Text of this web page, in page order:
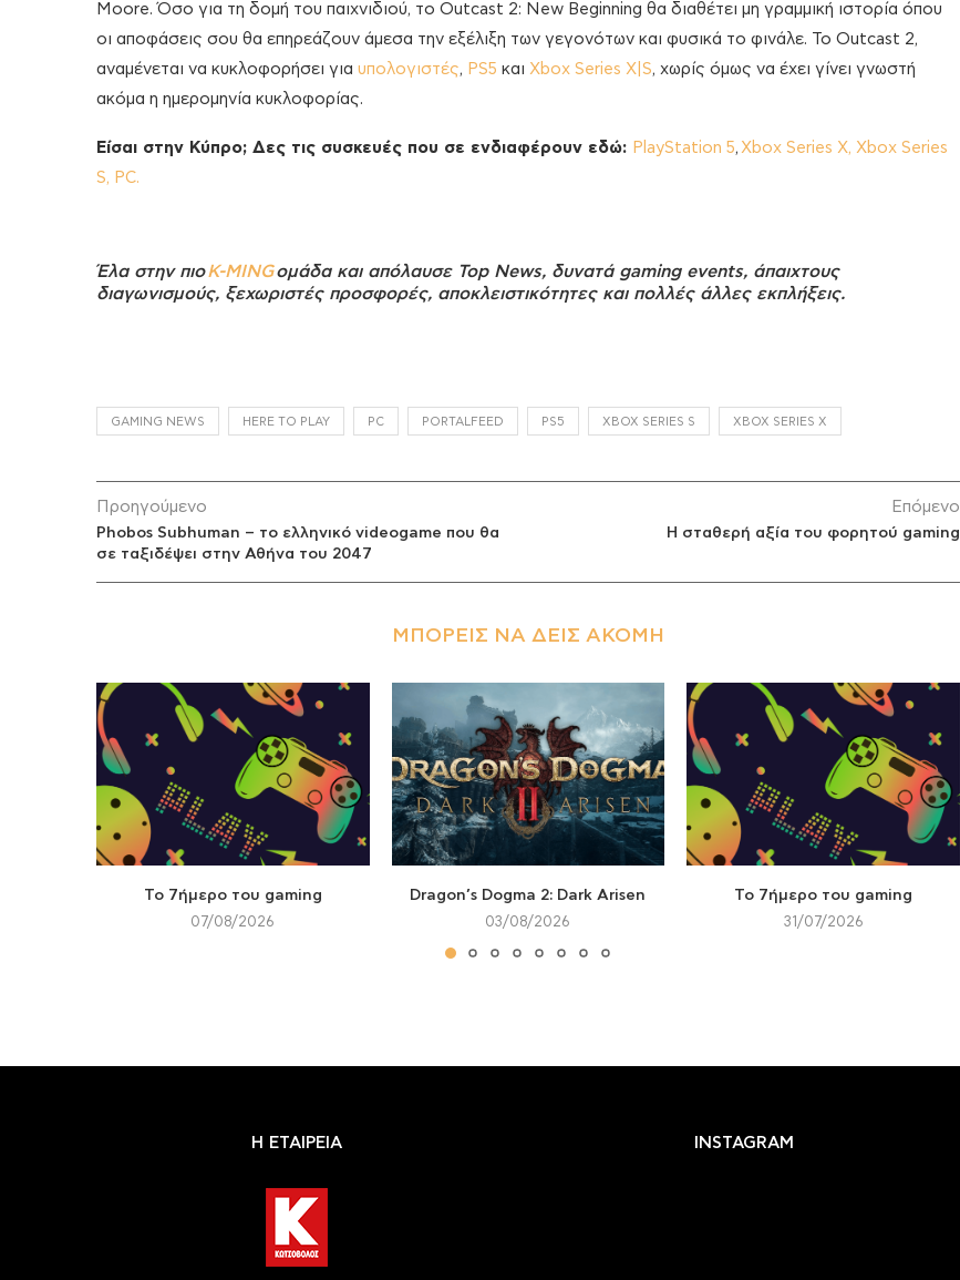
Moore. Όσο για τη δομή του παιχνιδιού, το Outcast 2: New Beginning θα διαθέτει μη γραμμική ιστορία όπου
οι αποφάσεις σου θα επηρεάζουν άμεσα την εξέλιξη των γεγονότων και φυσικά το φινάλε. Το Outcast 2,
αναμένεται να κυκλοφορήσει για υπολογιστές, PS5 και Xbox Series X|S, χωρίς όμως να έχει γίνει γνωστή
ακόμα η ημερομηνία κυκλοφορίας.
Είσαι στην Κύπρο; Δες τις συσκευές που σε ενδιαφέρουν εδώ: PlayStation 5, Xbox Series X, Xbox Series
S, PC.
Έλα στην πιοK-MINGομάδα και απόλαυσε Top News, δυνατά gaming events, άπαιχτους
διαγωνισμούς, ξεχωριστές προσφορές, αποκλειστικότητες και πολλές άλλες εκπλήξεις.
GAMING NEWS HERE TO PLAY PC PORTALFEED PS5 XBOX SERIES S XBOX SERIES X
Προηγούμενο
Phobos Subhuman – το ελληνικό videogame που θα
σε ταξιδέψει στην Αθήνα του 2047
Επόμενο
Η σταθερή αξία του φορητού gaming
ΜΠΟΡΕΊΣ ΝΑ ΔΕΙΣ ΑΚΌΜΗ
Το 7ήμερο του gaming
07/08/2026
Dragon’s Dogma 2: Dark Arisen
03/08/2026
Το 7ήμερο του gaming
31/07/2026
Η ΕΤΑΙΡΕΙΑ INSTAGRAM